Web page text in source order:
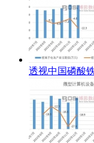
透视中国磷酸